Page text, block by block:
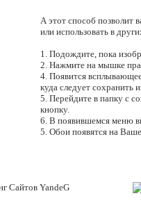
А этот способ позволит
или использовать в
1. Подождите, пока
2. Нажмите на мышке
4. Появится
куда следует
5. Перейдите в папку с
кнопку.
6. В появившемся меню
5. Обои появятся на